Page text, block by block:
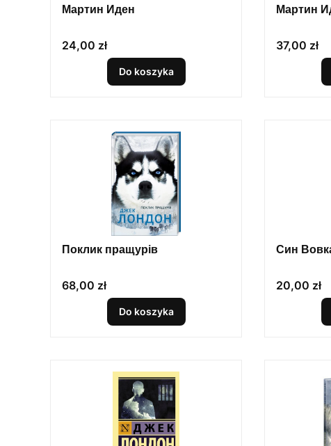
Мартин Иден
Cena
24,00 zł
Do koszyka
Мартин
Cena
37,00 zł
Поклик пращурів
Cena
68,00 zł
Do koszyka
Син
Cena
20,00 zł